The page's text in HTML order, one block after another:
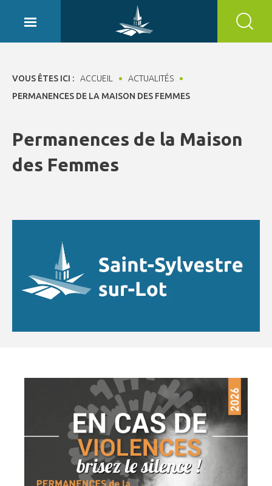
VOUS ÊTES ICI : ACCUEIL
ACTUALITÉS
PERMANENCES DE LA MAISON DES FEMMES
Permanences de la Maison
des Femmes
Panneau de gestion des cookies